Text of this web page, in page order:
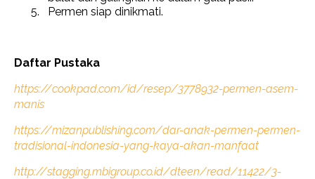
Permen siap dinikmati.
Daftar Pustaka
https://cookpad.com/id/resep/3778932-permen-asem-
manis
https://mizanpublishing.com/dar-anak-permen-permen-
tradisional-indonesia-yang-kaya-akan-manfaat
http://stagging.mbigroup.co.id/dteen/read/11422/3-